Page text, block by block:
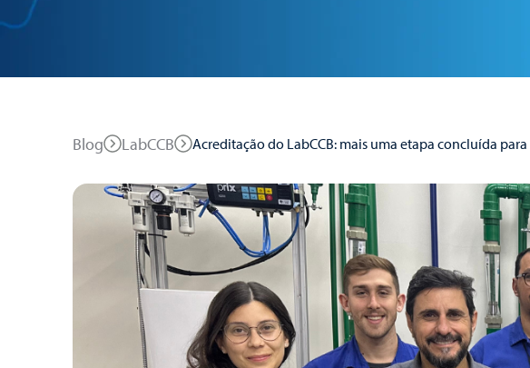
Blog LabCCB Acreditação do LabCCB: mais uma etapa concluída